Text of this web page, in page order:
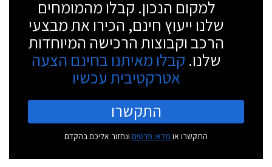
למקום הנכון. קבלו מהמומחים
שלנו ייעוץ חינם, הכירו את מבצעי
הרכב וקבוצות הרכישה המיוחדות
שלנו. קבלו מאיתנו בחינם הצעה
אטרקטיבית עכשיו
התקשרו
התקשרו או מלאו פרטים ונחזור אליכם בהקדם